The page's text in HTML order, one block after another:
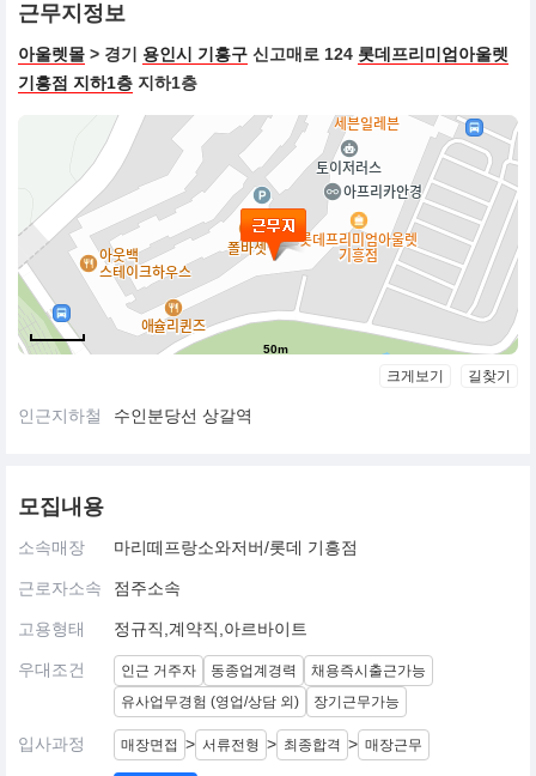
근무지정보
아울렛몰 > 경기 용인시 기흥구 신고매로 124 롯데프리미엄아울렛
기흥점 지하1층 지하1층
50m
크게보기 길찾기
인근지하철 수인분당선 상갈역
모집내용
소속매장 마리떼프랑소와저버/롯데 기흥점
근로자소속 점주소속
고용형태 정규직,계약직,아르바이트
우대조건 인근 거주자 동종업계경력
채용즉시출근가능
유사업무경험 (영업/상담 외)
장기근무가능
입사과정 매장면접 > 서류전형 > 최종합격 > 매장근무